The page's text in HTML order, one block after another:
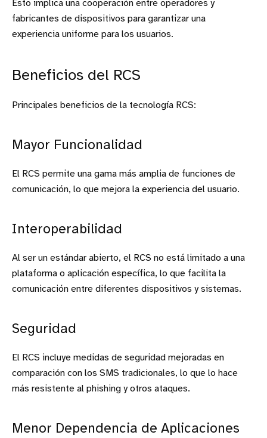
Esto implica una cooperación entre operadores y
fabricantes de dispositivos para garantizar una
experiencia uniforme para los usuarios.
Beneficios del RCS
Principales beneficios de la tecnología RCS:
Mayor Funcionalidad
El RCS permite una gama más amplia de funciones de
comunicación, lo que mejora la experiencia del usuario.
Interoperabilidad
Al ser un estándar abierto, el RCS no está limitado a una
plataforma o aplicación específica, lo que facilita la
comunicación entre diferentes dispositivos y sistemas.
Seguridad
El RCS incluye medidas de seguridad mejoradas en
comparación con los SMS tradicionales, lo que lo hace
más resistente al phishing y otros ataques.
Menor Dependencia de Aplicaciones